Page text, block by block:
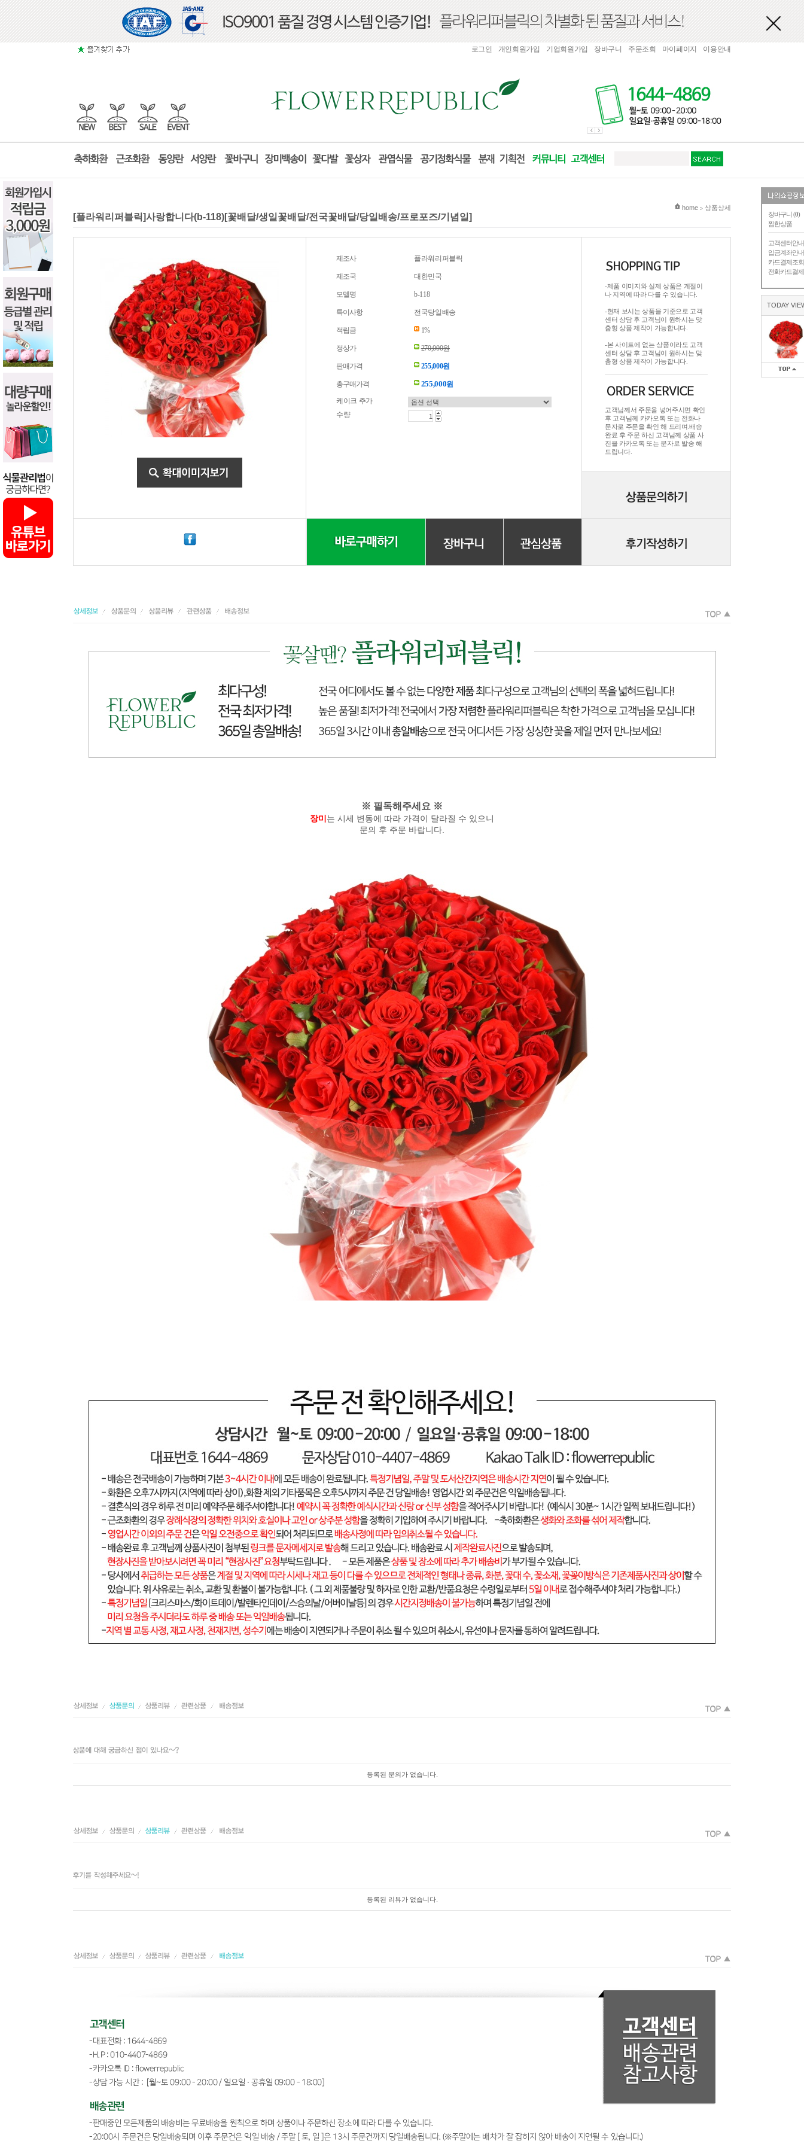
장바구니 (0)
찜한상품
고객센터안내
입금계좌안내
카드결제조회
전화카드결제
TODAY
로그인 개인회원가입 기업회원가입 장바구니 주문조회 마이페이지 이용안내
현재 위치
home > 상품상세
[플라워리퍼블릭]사랑합니다(b-118)[꽃배달/생일꽃배달/전국꽃배달/당일배송/프로포즈/기념일]
제조사 플라워리퍼블릭
제조국 대한민국
모델명 b-118
특이사항 전국당일배송
적립금 1%
정상가 270,000원
판매가격 255,000원
총구매가격 255,000원
케이크 추가
수량
-제품 이미지와 실제 상품은 계절이
나 지역에 따라 다를 수 있습니다.
-현재 보시는 상품을 기준으로 고객
센터 상담 후 고객님이 원하시는 맞
춤형 상품 제작이 가능합니다.
-본 사이트에 없는 상품이라도 고객
센터 상담 후 고객님이 원하시는 맞
춤형 상품 제작이 가능합니다.
고객님께서 주문을 넣어주시면 확인
후 고객님께 카카오톡 또는 전화나
문자로 주문을 확인 해 드리며.배송
완료 후 주문 하신 고객님께 상품 사
진을 카카오톡 또는 문자로 발송 해
드립니다.
※ 필독해주세요 ※
장미 는 시세 변동에 따라 가격이 달라질 수 있으니
문의 후 주문 바랍니다.
등록된 문의가 없습니다.
등록된 리뷰가 없습니다.